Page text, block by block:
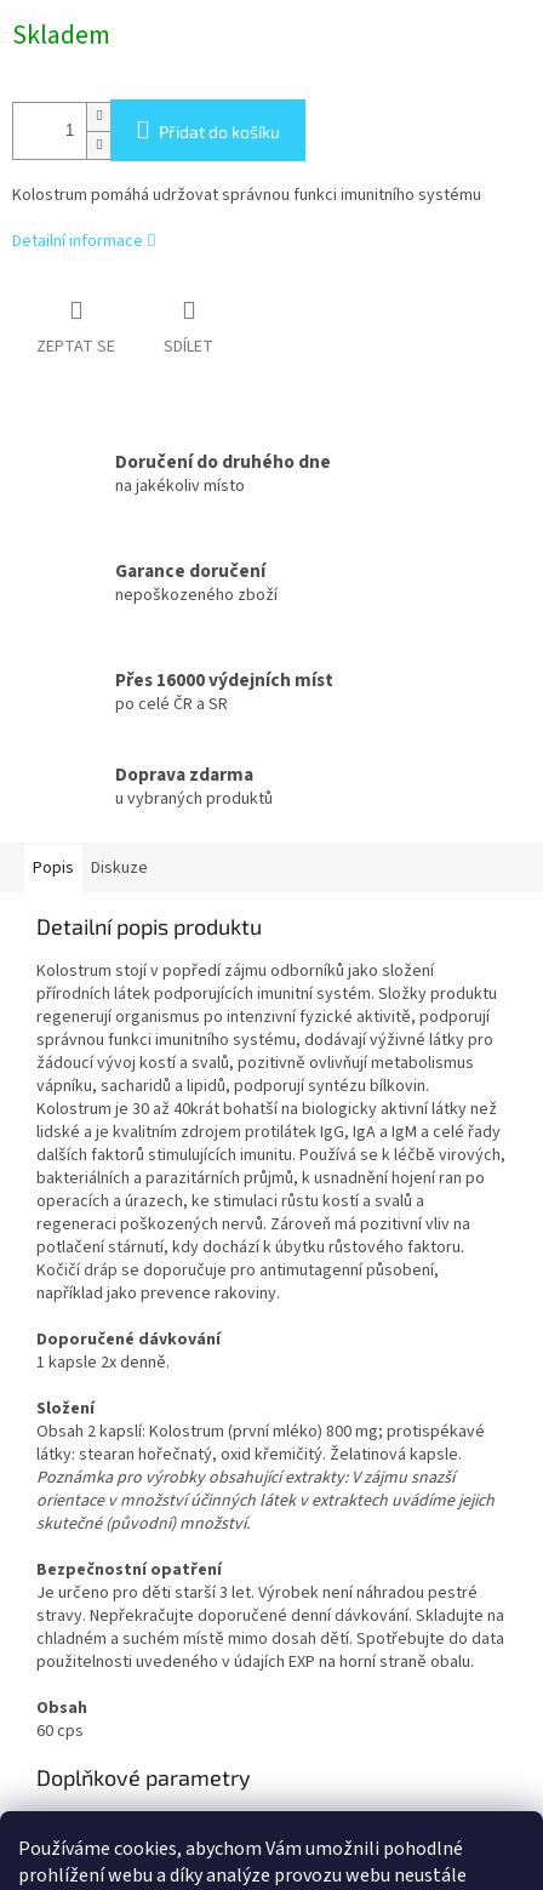
Používáme cookies, abychom Vám umožnili pohodlné
prohlížení webu a díky analýze provozu webu neustále
cena:
Skladem
Přidat do košíku
Kolostrum pomáhá udržovat správnou funkci imunitního systému
Detailní informace
ZEPTAT SE SDÍLET
Doručení do druhého dne
na jakékoliv místo
Garance doručení
nepoškozeného zboží
Přes 16000 výdejních míst
po celé ČR a SR
Doprava zdarma
u vybraných produktů
Popis Diskuze
Detailní popis produktu
Kolostrum stojí v popředí zájmu odborníků jako složení
přírodních látek podporujících imunitní systém. Složky produktu
regenerují organismus po intenzivní fyzické aktivitě, podporují
správnou funkci imunitního systému, dodávají výživné látky pro
žádoucí vývoj kostí a svalů, pozitivně ovlivňují metabolismus
vápníku, sacharidů a lipidů, podporují syntézu bílkovin.
Kolostrum je 30 až 40krát bohatší na biologicky aktivní látky než
lidské a je kvalitním zdrojem protilátek IgG, IgA a IgM a celé řady
dalších faktorů stimulujících imunitu. Používá se k léčbě virových,
bakteriálních a parazitárních průjmů, k usnadnění hojení ran po
operacích a úrazech, ke stimulaci růstu kostí a svalů a
regeneraci poškozených nervů. Zároveň má pozitivní vliv na
potlačení stárnutí, kdy dochází k úbytku růstového faktoru.
Kočičí dráp se doporučuje pro antimutagenní působení,
například jako prevence rakoviny.
Doporučené dávkování
1 kapsle 2x denně.
Složení
Obsah 2 kapslí: Kolostrum (první mléko) 800 mg; protispékavé
látky: stearan hořečnatý, oxid křemičitý. Želatinová kapsle.
Poznámka pro výrobky obsahující extrakty: V zájmu snazší
orientace v množství účinných látek v extraktech uvádíme jejich
skutečné (původní) množství.
Bezpečnostní opatření
Je určeno pro děti starší 3 let. Výrobek není náhradou pestré
stravy. Nepřekračujte doporučené denní dávkování. Skladujte na
chladném a suchém místě mimo dosah dětí. Spotřebujte do data
použitelnosti uvedeného v údajích EXP na horní straně obalu.
Obsah
60 cps
Doplňkové parametry
EAN: 8596644000657